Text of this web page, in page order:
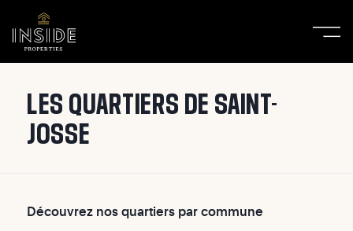
LES QUARTIERS DE SAINT-
JOSSE
Découvrez nos quartiers par commune